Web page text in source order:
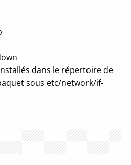
dans le répertoire de
sous etc/network/if-